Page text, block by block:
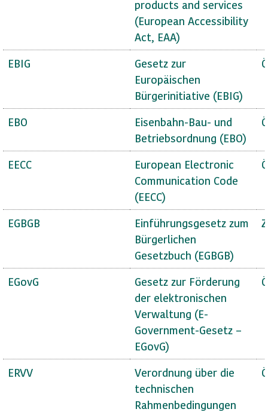
products and services
(European Accessibility
Act, EAA)
EBIG
Gesetz zur
Europäischen
Bürgerinitiative (EBIG)
EBO
Eisenbahn-Bau- und
Betriebsordnung (EBO)
EECC
European Electronic
Communication Code
(EECC)
EGBGB
Einführungsgesetz zum
Bürgerlichen
Gesetzbuch (EGBGB)
EGovG
Gesetz zur Förderung
der elektronischen
Verwaltung (E-
Government-Gesetz –
EGovG)
ERVV
Verordnung über die
technischen
Rahmenbedingungen